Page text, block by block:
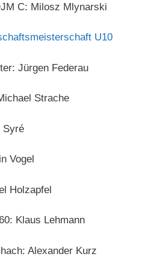
C: Milosz Mlynarski
U10
Jürgen Federau
Strache
Syré
Vogel
Holzapfel
Klaus Lehmann
Alexander Kurz